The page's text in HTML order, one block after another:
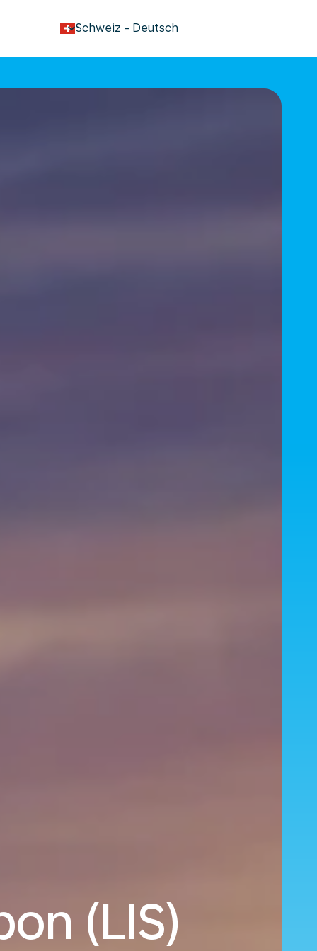
Schweiz - Deutsch
keyboard_arrow_down
(LIS)